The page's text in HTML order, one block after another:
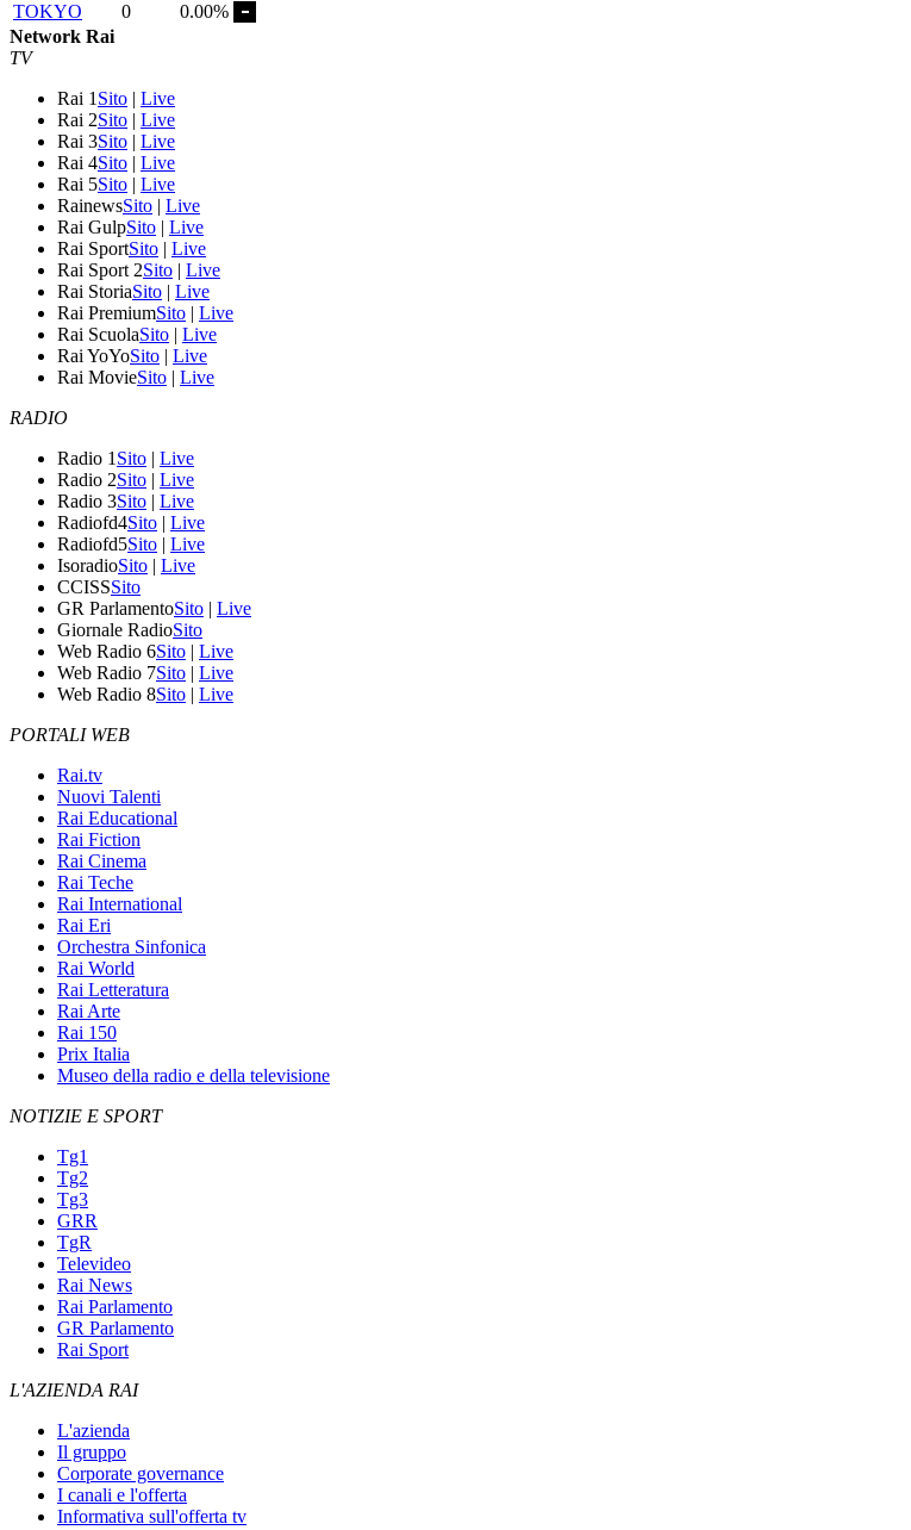
TOKYO
0
0.00%
Network Rai
TV
Rai 1 Sito | Live
Rai 2Sito | Live
Rai 3Sito | Live
Rai 4Sito | Live
Rai 5Sito | Live
RainewsSito | Live
Rai GulpSito | Live
Rai SportSito | Live
Rai Sport 2Sito | Live
Rai StoriaSito | Live
Rai PremiumSito | Live
Rai ScuolaSito | Live
Rai YoYoSito | Live
Rai MovieSito | Live
RADIO
Radio 1 Sito | Live
Radio 2Sito | Live
Radio 3Sito | Live
Radiofd4Sito | Live
Radiofd5Sito | Live
IsoradioSito | Live
CCISSSito
GR ParlamentoSito | Live
Giornale RadioSito
Web Radio 6Sito | Live
Web Radio 7Sito | Live
Web Radio 8Sito | Live
PORTALI WEB
Rai.tv
Nuovi Talenti
Rai Educational
Rai Fiction
Rai Cinema
Rai Teche
Rai International
Rai Eri
Orchestra Sinfonica
Rai World
Rai Letteratura
Rai Arte
Rai 150
Prix Italia
Museo della radio e della televisione
NOTIZIE E SPORT
Tg1
Tg2
Tg3
GRR
TgR
Televideo
Rai News
Rai Parlamento
GR Parlamento
Rai Sport
L'AZIENDA RAI
L'azienda
Il gruppo
Corporate governance
I canali e l'offerta
Informativa sull'offerta tv